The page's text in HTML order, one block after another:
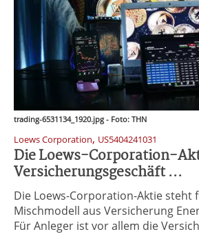
trading-6531134_1920.jpg - Foto: THN
Loews Corporation, US5404241031
Die Loews-Corporation-
Versicherungsgeschäft ...
Die Loews-Corporation-Aktie steht
Mischmodell aus Versicherung
Für Anleger ist vor allem die